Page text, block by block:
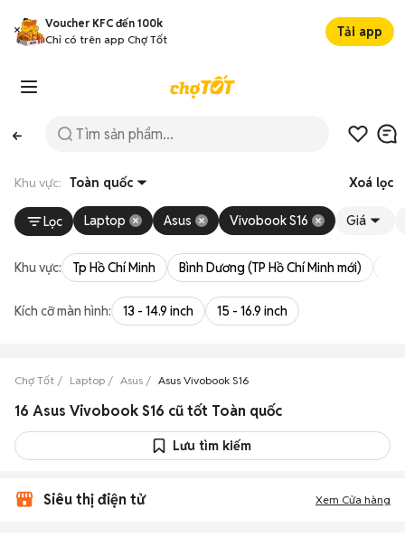
Voucher KFC đến 100k
Chỉ có trên app Chợ Tốt
Tải app
Khu vực: Toàn quốc Xoá lọc
Lọc Laptop Asus Vivobook S16 Giá
Khu vực: Tp Hồ Chí Minh Bình Dương (TP Hồ Chí Minh mới)
Kích cỡ màn hình: 13 - 14.9 inch 15 - 16.9 inch
Chợ Tốt Laptop Asus Asus Vivobook S16
16 Asus Vivobook S16 cũ tốt Toàn quốc
Lưu tìm kiếm
Siêu thị điện tử Xem Cửa hàng